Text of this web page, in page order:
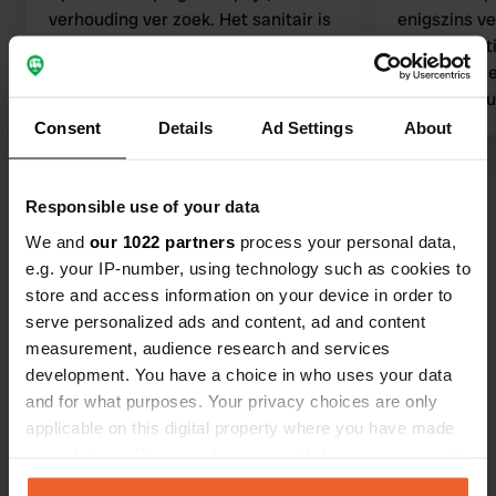
Consent Details Ad Settings About
Responsible use of your data
We and our 1022 partners process your personal data,
e.g. your IP-number, using technology such as cookies to
store and access information on your device in order to
serve personalized ads and content, ad and content
measurement, audience research and services
development. You have a choice in who uses your data
and for what purposes. Your privacy choices are only
applicable on this digital property where you have made
any time from the Cookie Declaration or by clicking on
verhouding ver zoek. Het sanitair is
camper en 2 personen. Bovendien is
het uitlaten van een hond de eerste
bent) geen pretje langs de drukke
weg. Wij komen hier zeker niet terug.
enigszins
heerlijk
Wij
2
zijn wel
Ben jij hier geweest?
Contact